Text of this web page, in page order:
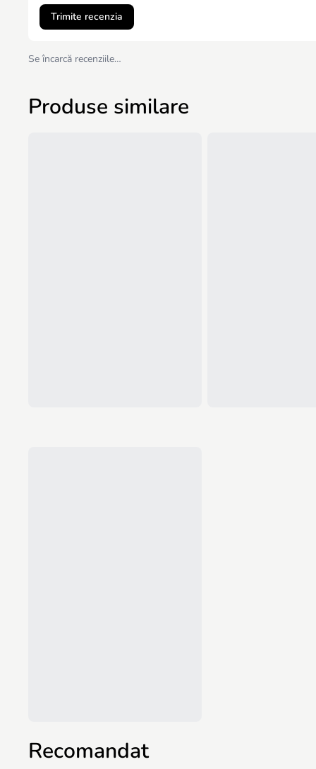
Trimite recenzia
Se încarcă recenziile…
Produse similare
Recomandat